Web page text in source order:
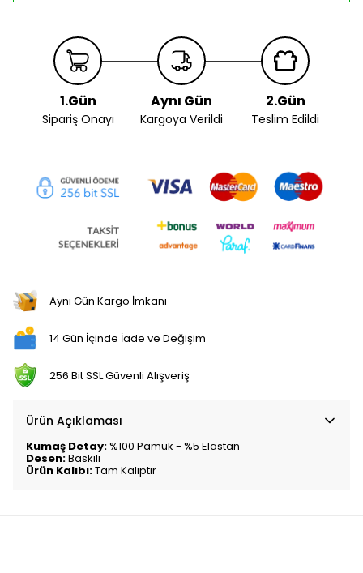
1.Gün
Sipariş Onayı
Aynı Gün
Kargoya Verildi
2.Gün
Teslim Edildi
Aynı Gün Kargo İmkanı
14 Gün İçinde İade ve Değişim
256 Bit SSL Güvenli Alışveriş
Ürün Açıklaması
Kumaş Detay:%100 Pamuk - %5 Elastan
Desen:Baskılı
Ürün Kalıbı:Tam Kalıptır